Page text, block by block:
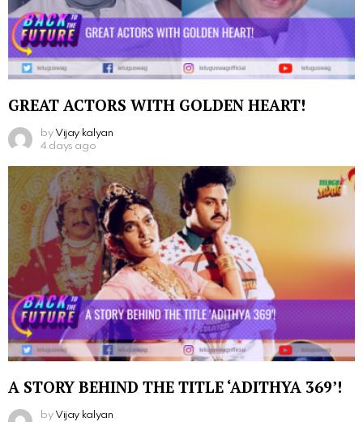
GREAT ACTORS WITH GOLDEN HEART!
by Vijay kalyan
4 days ago
A STORY BEHIND THE TITLE ‘ADITHYA 369’!
by Vijay kalyan